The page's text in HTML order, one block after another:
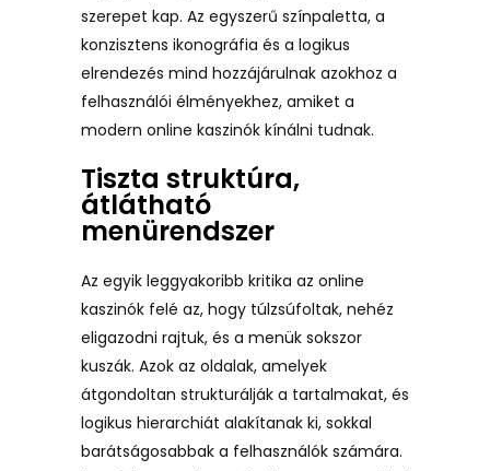
szerepet kap. Az egyszerű színpaletta, a
konzisztens ikonográfia és a logikus
elrendezés mind hozzájárulnak azokhoz a
felhasználói élményekhez, amiket a
modern online kaszinók kínálni tudnak.
Tiszta struktúra,
átlátható
menürendszer
Az egyik leggyakoribb kritika az online
kaszinók felé az, hogy túlzsúfoltak, nehéz
eligazodni rajtuk, és a menük sokszor
kuszák. Azok az oldalak, amelyek
átgondoltan strukturálják a tartalmakat, és
logikus hierarchiát alakítanak ki, sokkal
barátságosabbak a felhasználók számára.